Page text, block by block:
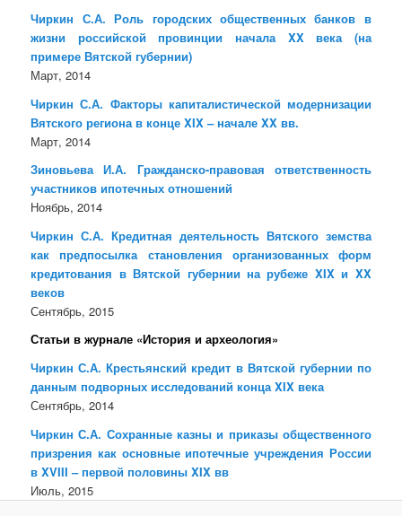
Чиркин С.А. Роль городских общественных банков в
жизни российской провинции начала XX века (на
примере Вятской губернии)
Март, 2014
Чиркин С.А. Факторы капиталистической модернизации
Вятского региона в конце XIX – начале XX вв.
Март, 2014
Зиновьева И.А. Гражданско-правовая ответственность
участников ипотечных отношений
Ноябрь, 2014
Чиркин С.А. Кредитная деятельность Вятского земства
как предпосылка становления организованных форм
кредитования в Вятской губернии на рубеже XIX и XX
веков
Сентябрь, 2015
Статьи в журнале «История и археология»
Чиркин С.А. Крестьянский кредит в Вятской губернии по
данным подворных исследований конца XIX века
Сентябрь, 2014
Чиркин С.А. Сохранные казны и приказы общественного
призрения как основные ипотечные учреждения России
в XVIII – первой половины XIX вв
Июль, 2015